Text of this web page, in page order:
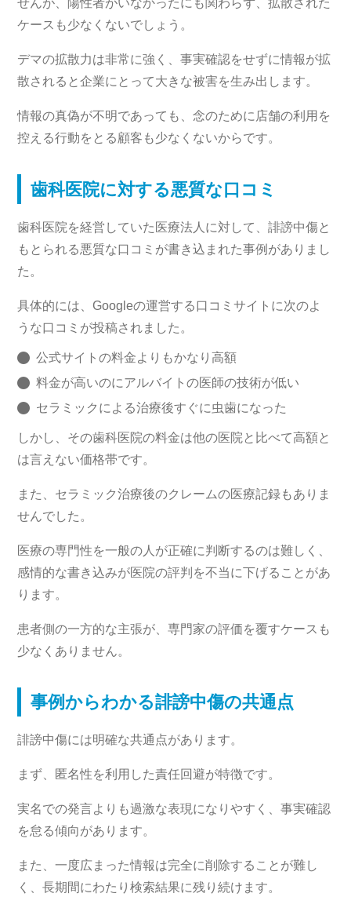
せんが、陽性者がいなかったにも関わらず、拡散された
ケースも少なくないでしょう。
デマの拡散力は非常に強く、事実確認をせずに情報が拡
散されると企業にとって大きな被害を生み出します。
情報の真偽が不明であっても、念のために店舗の利用を
控える行動をとる顧客も少なくないからです。
歯科医院に対する悪質な口コミ
歯科医院を経営していた医療法人に対して、誹謗中傷と
もとられる悪質な口コミが書き込まれた事例がありまし
た。
具体的には、Googleの運営する口コミサイトに次のよ
うな口コミが投稿されました。
公式サイトの料金よりもかなり高額
料金が高いのにアルバイトの医師の技術が低い
セラミックによる治療後すぐに虫歯になった
しかし、その歯科医院の料金は他の医院と比べて高額と
は言えない価格帯です。
また、セラミック治療後のクレームの医療記録もありま
せんでした。
医療の専門性を一般の人が正確に判断するのは難しく、
感情的な書き込みが医院の評判を不当に下げることがあ
ります。
患者側の一方的な主張が、専門家の評価を覆すケースも
少なくありません。
事例からわかる誹謗中傷の共通点
誹謗中傷には明確な共通点があります。
まず、匿名性を利用した責任回避が特徴です。
実名での発言よりも過激な表現になりやすく、事実確認
を怠る傾向があります。
また、一度広まった情報は完全に削除することが難し
く、長期間にわたり検索結果に残り続けます。